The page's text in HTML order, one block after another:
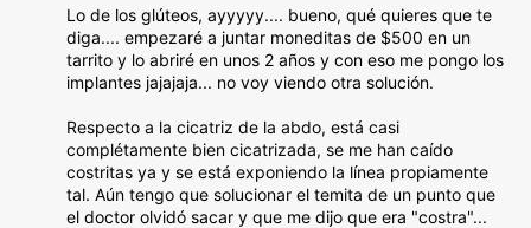
Lo de los glúteos, ayyyyy.... bueno, qué quieres que te
diga.... empezaré a juntar moneditas de $500 en un
tarrito y lo abriré en unos 2 años y con eso me pongo los
implantes jajajaja... no voy viendo otra solución.
Respecto a la cicatriz de la abdo, está casi
complétamente bien cicatrizada, se me han caído
costritas ya y se está exponiendo la línea propiamente
tal. Aún tengo que solucionar el temita de un punto que
el doctor olvidó sacar y que me dijo que era "costra"...